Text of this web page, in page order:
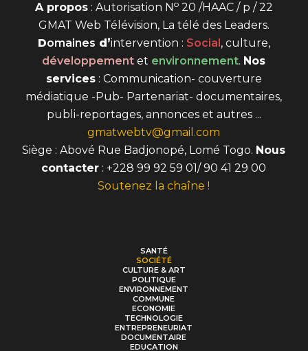
A propos: Autorisation No20 /HAAC / p / 22
GMAT Web Télévision, La télé des Leaders.
Domaines d’intervention : Social, culture,
développement et environnement. Nos
services: Communication- couverture
médiatique -Pub- Partenariat- documentaires,
publi-reportages, annonces et autres ...
gmatwebtv@gmail.com
Siège : Abové Rue Badjonopé, Lomé Togo. Nous
contacter : +228 99 92 59 01/ 90 41 29 00
Soutenez la chaîne !
SANTÉ
SOCIÉTÉ
CULTURE & ART
POLITIQUE
ENVIRONNEMENT
COMMUNE
ECONOMIE
TECHNOLOGIE
ENTREPRENEURIAT
DOCUMENTAIRE
EDUCATION